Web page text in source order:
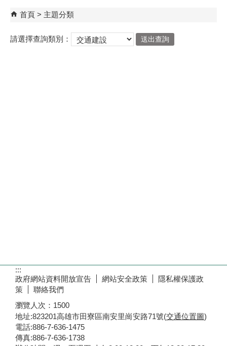
主題分類
請選擇查詢類別：
:::
政府網站資料開放宣告
網站安全政策
隱私權保護政
策
聯絡我們
瀏覽人次：
地址:823201高雄市田寮區南安里崗安路71號(
交通位置圖
電話:886-7-636-1475
傳真:886-7-636-1738
辦公時間：週一至週五 上午8:00-12:00 下午13:30-17:30